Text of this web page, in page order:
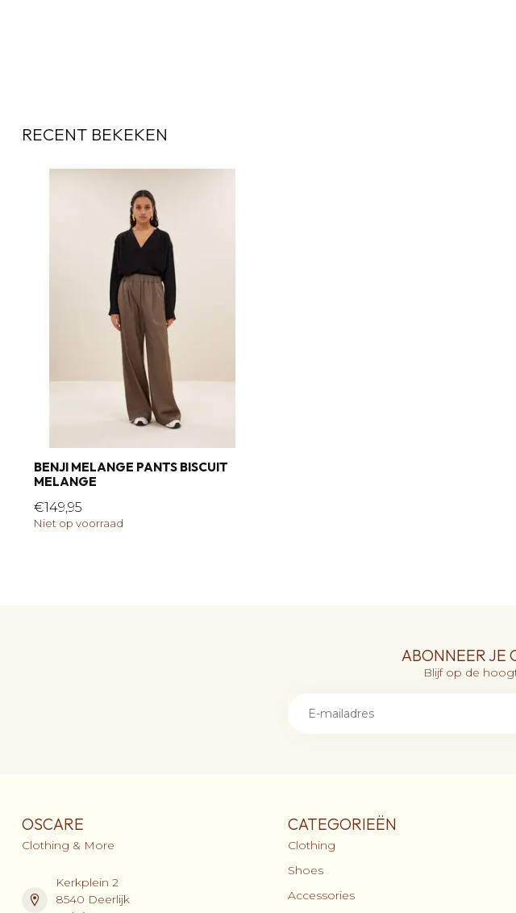
RECENT BEKEKEN
BENJI MELANGE PANTS BISCUIT
MELANGE
€149,95
Niet op voorraad
ABONNEER JE
Blijf op de
OSCARE
Clothing & More
Kerkplein 2
8540 Deerlijk
CATEGORIEËN
Clothing
Shoes
Accessories